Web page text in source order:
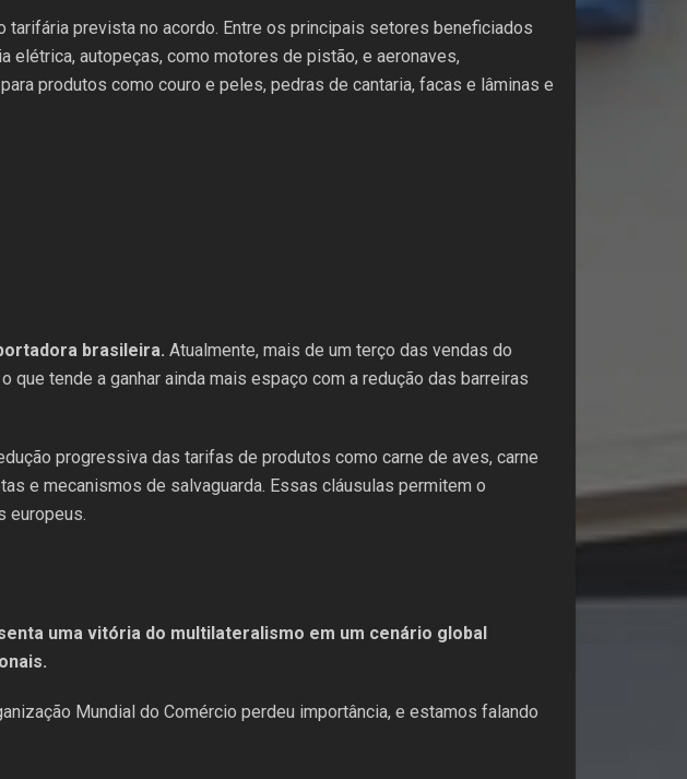
prevista no acordo. Entre os principais setores beneficiados
autopeças, como motores de pistão, e aeronaves,
produtos como couro e peles, pedras de cantaria, facas e lâminas e
brasileira. Atualmente, mais de um terço das vendas do
tende a ganhar ainda mais espaço com a redução das barreiras
progressiva das tarifas de produtos como carne de aves, carne
e mecanismos de salvaguarda. Essas cláusulas permitem o
europeus.
uma vitória do multilateralismo em um cenário global
Mundial do Comércio perdeu importância, e estamos falando